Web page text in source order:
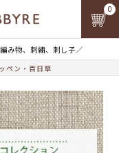
み物、刺繍、刺し子／
0
ペン・百日草